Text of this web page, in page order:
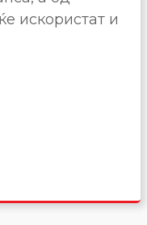
искористат и